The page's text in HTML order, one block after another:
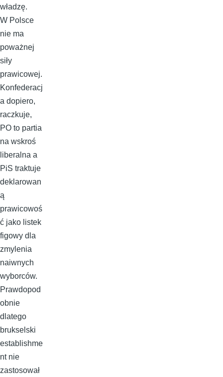
władzę.
W Polsce
nie ma
poważnej
siły
prawicowej.
Konfederacj
a dopiero,
raczkuje,
PO to partia
na wskroś
liberalna a
PiS traktuje
deklarowan
ą
prawicowoś
ć jako listek
figowy dla
zmylenia
naiwnych
wyborców.
Prawdopod
obnie
dlatego
brukselski
establishme
nt nie
zastosował